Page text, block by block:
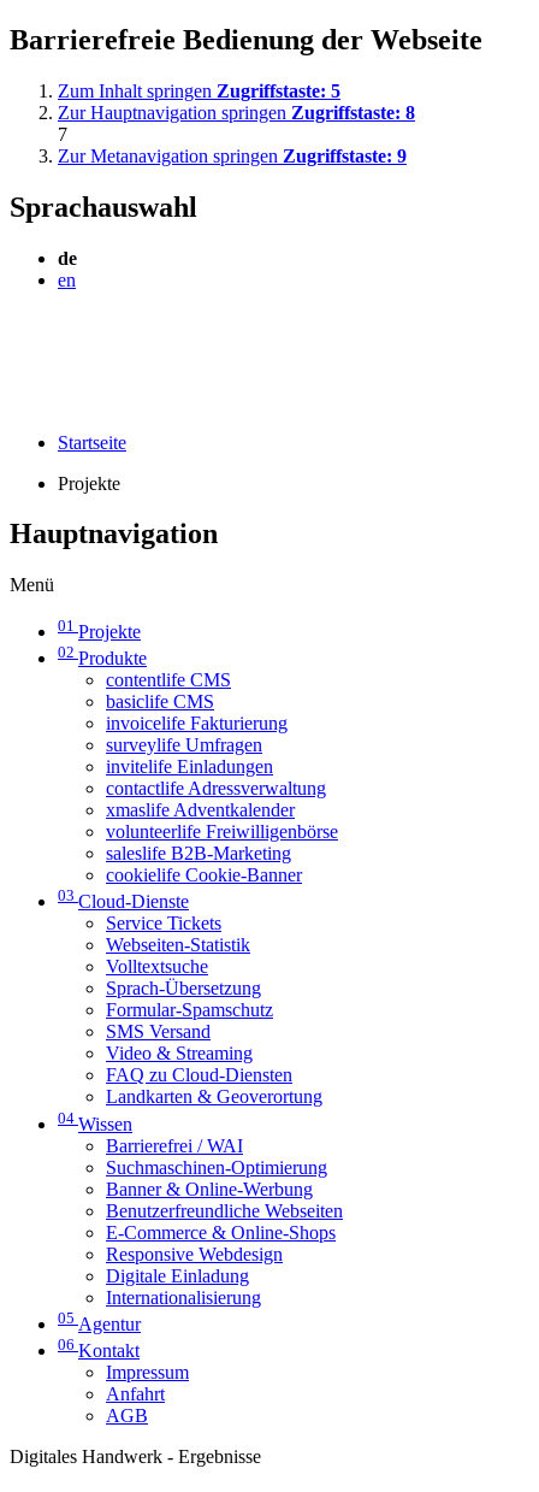
Barrierefreie Bedienung der Webseite
Zum Inhalt springen Zugriffstaste: 5
Zur Hauptnavigation springen Zugriffstaste: 8
7
Zur Metanavigation springen Zugriffstaste: 9
Sprachauswahl
de
en
Startseite
Projekte
Hauptnavigation
Menü
01 Projekte
02 Produkte
contentlife CMS
basiclife CMS
invoicelife Fakturierung
surveylife Umfragen
invitelife Einladungen
contactlife Adressverwaltung
xmaslife Adventkalender
volunteerlife Freiwilligenbörse
saleslife B2B-Marketing
cookielife Cookie-Banner
03 Cloud-Dienste
Service Tickets
Webseiten-Statistik
Volltextsuche
Sprach-Übersetzung
Formular-Spamschutz
SMS Versand
Video & Streaming
FAQ zu Cloud-Diensten
Landkarten & Geoverortung
04 Wissen
Barrierefrei / WAI
Suchmaschinen-Optimierung
Banner & Online-Werbung
Benutzerfreundliche Webseiten
E-Commerce & Online-Shops
Responsive Webdesign
Digitale Einladung
Internationalisierung
05 Agentur
06 Kontakt
Impressum
Anfahrt
AGB
Digitales Handwerk - Ergebnisse